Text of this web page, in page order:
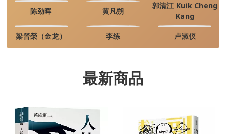
陈劲晖 黄凡朔
郭清江 Kuik Cheng
Kang
梁晉榮（金龙） 李练 卢淑仪
最新商品